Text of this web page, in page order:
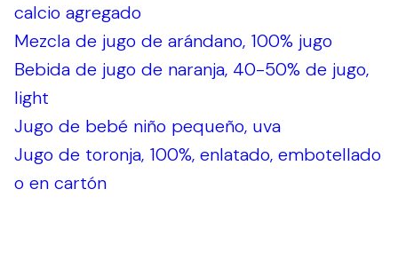
calcio agregado
Mezcla de jugo de arándano, 100% jugo
Bebida de jugo de naranja, 40-50% de jugo,
light
Jugo de bebé niño pequeño, uva
Jugo de toronja, 100%, enlatado, embotellado
o en cartón